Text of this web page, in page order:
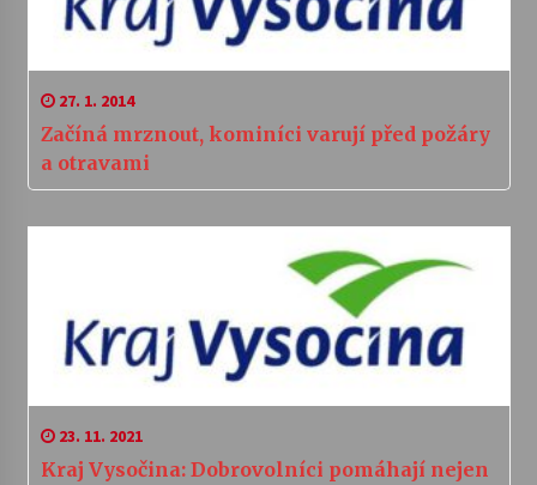
27. 1. 2014
Začíná mrznout, kominíci varují před požáry
a otravami
23. 11. 2021
Kraj Vysočina: Dobrovolníci pomáhají nejen